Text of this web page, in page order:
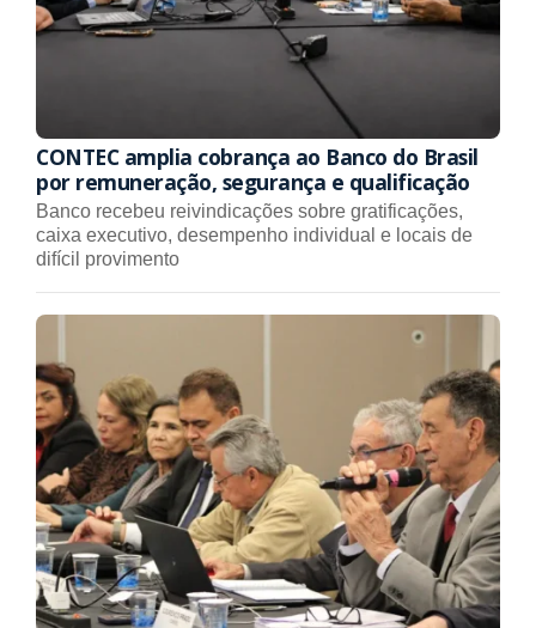
CONTEC amplia cobrança ao Banco do Brasil
por remuneração, segurança e qualificação
Banco recebeu reivindicações sobre gratificações,
caixa executivo, desempenho individual e locais de
difícil provimento